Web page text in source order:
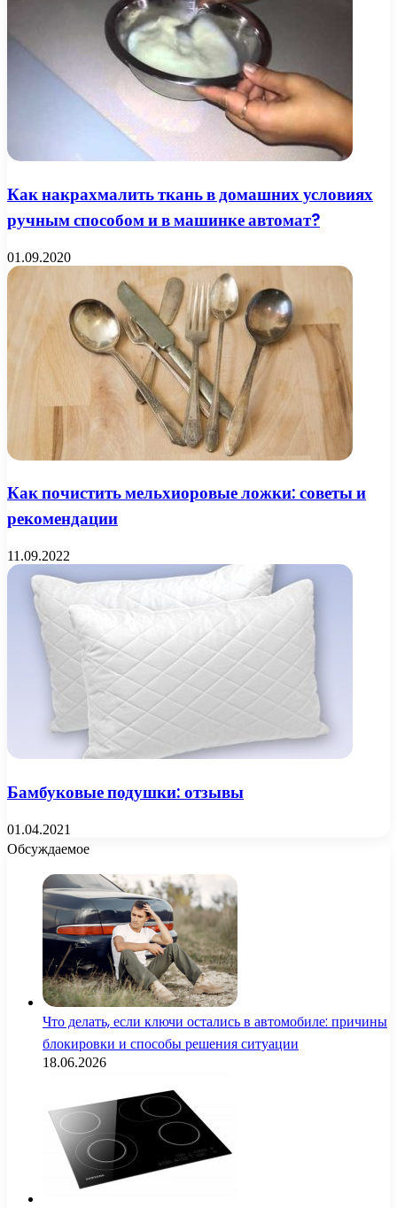
Как накрахмалить ткань в домашних условиях
ручным способом и в машинке автомат?
01.09.2020
Как почистить мельхиоровые ложки: советы и
рекомендации
11.09.2022
Бамбуковые подушки: отзывы
01.04.2021
Обсуждаемое
Что делать, если ключи остались в автомобиле: причины
блокировки и способы решения ситуации
18.06.2026